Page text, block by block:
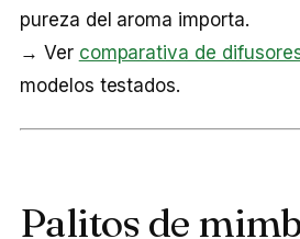
pureza del aroma importa.
→ Ver comparativa de
modelos testados.
Palitos de